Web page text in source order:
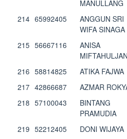
MANULLANG
214 65992405
ANGGUN SRI
WIFA SINAGA
215 56667116
ANISA
216 58814825 ATIKA FAJWA
217 42866687 AZMAR
218 57100043
BINTANG
PRAMUDIA
219 52212405 DONI WIJAYA